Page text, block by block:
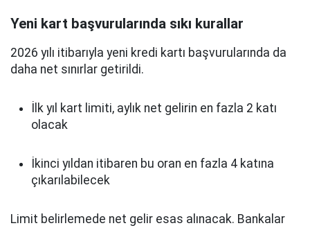
Yeni kart başvurularında sıkı kurallar
2026 yılı itibarıyla yeni kredi kartı başvurularında da
daha net sınırlar getirildi.
İlk yıl kart limiti, aylık net gelirin en fazla 2 katı
olacak
İkinci yıldan itibaren bu oran en fazla 4 katına
çıkarılabilecek
Limit belirlemede net gelir esas alınacak. Bankalar